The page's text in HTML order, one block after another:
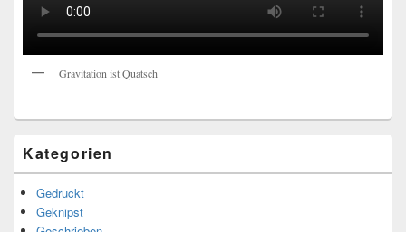
Gravitation ist Quatsch
Kategorien
Gedruckt
Geknipst